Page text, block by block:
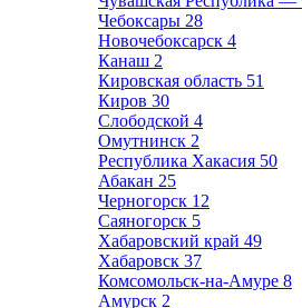
Чебоксары 28
Новочебоксарск 4
Канаш 2
Кировская область 51
Киров 30
Слободской 4
Омутнинск 2
Республика Хакасия 50
Абакан 25
Черногорск 12
Саяногорск 5
Хабаровский край 49
Хабаровск 37
Комсомольск-на-Амуре 8
Амурск 2